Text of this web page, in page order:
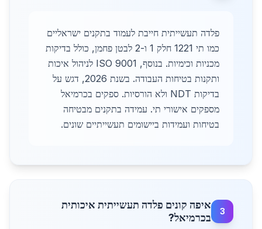
פלדה תעשייתית חייבת לעמוד בתקנים ישראליים
כמו תי 1221 חלק 1 ו-2 לבטן פחמן, כולל בדיקות
מכניות וכימיות. בנוסף, ISO 9001 לניהול איכות
ותקנות בטיחות העבודה. בשנת 2026, דגש על
בדיקות NDT ולא הורסיות. ספקים בכרמיאל
מספקים אישורי תי. עמידה בתקנים מבטיחה
בטיחות ועמידות ביישומים תעשייתיים שונים.
3
איפה קונים פלדה תעשייתית איכותית
בכרמיאל?